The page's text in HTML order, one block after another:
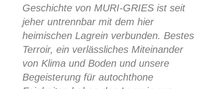
Geschichte von MURI-GRIES ist seit
jeher untrennbar mit dem hier
heimischen Lagrein verbunden. Bestes
Terroir, ein verlässliches Miteinander
von Klima und Boden und unsere
Begeisterung für autochthone